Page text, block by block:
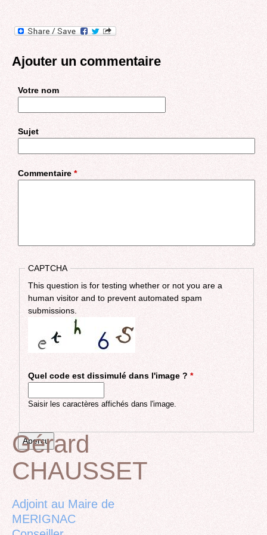
Ajouter un commentaire
Votre nom
Sujet
Commentaire *
CAPTCHA
This question is for testing whether or not you are a
human visitor and to prevent automated spam
submissions.
Quel code est dissimulé dans l'image ? *
Saisir les caractères affichés dans l'image.
Back
to
Gérard
CHAUSSET
Adjoint au Maire de
MERIGNAC